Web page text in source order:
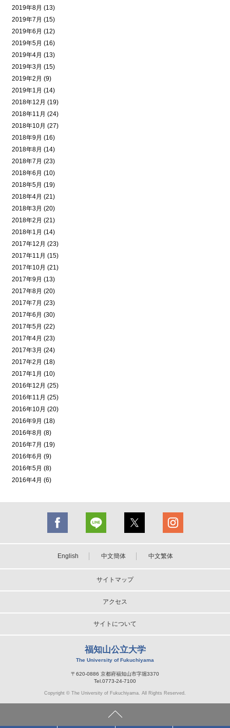
2019年8月 (13)
2019年7月 (15)
2019年6月 (12)
2019年5月 (16)
2019年4月 (13)
2019年3月 (15)
2019年2月 (9)
2019年1月 (14)
2018年12月 (19)
2018年11月 (24)
2018年10月 (27)
2018年9月 (16)
2018年8月 (14)
2018年7月 (23)
2018年6月 (10)
2018年5月 (19)
2018年4月 (21)
2018年3月 (20)
2018年2月 (21)
2018年1月 (14)
2017年12月 (23)
2017年11月 (15)
2017年10月 (21)
2017年9月 (13)
2017年8月 (20)
2017年7月 (23)
2017年6月 (30)
2017年5月 (22)
2017年4月 (23)
2017年3月 (24)
2017年2月 (18)
2017年1月 (10)
2016年12月 (25)
2016年11月 (25)
2016年10月 (20)
2016年9月 (18)
2016年8月 (8)
2016年7月 (19)
2016年6月 (9)
2016年5月 (8)
2016年4月 (6)
English 中文簡体 中文繁体
サイトマップ
アクセス
サイトについて
福知山公立大学
The University of Fukuchiyama
〒620-0886 京都府福知山市字堀3370
Tel.0773-24-7100
Copyright © The University of Fukuchiyama. All Rights Reserved.